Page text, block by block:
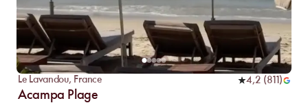
Le Lavandou, France 4,2 (811 )
Acampa Plage